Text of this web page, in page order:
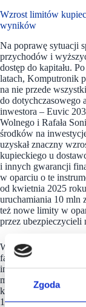
Zgoda
Wzrost limitów
wyników
Na poprawę sytuacji
przychodów i
dostęp do kapitału.
latach, Komputronik
na nie przede
do dotychczasowego
inwestora – Euvic
Wolnego i Rafała
środków na
uzyskał znaczny
kupieckiego u
i innych gwarancji
w oparciu o te
od kwietnia 2025
uruchamiania 10 mln
też nowe limity w
przez ubezpieczycieli
W sumie, środki z
faktoringu
instrumentów
możliwości
kupieckiego i innych
148 mln zł do blisko